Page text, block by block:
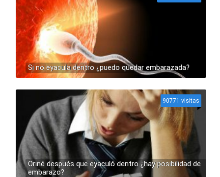
Si no eyacula dentro ¿puedo quedar embarazada?
Oriné después que eyaculó dentro ¿hay posibilidad de
embarazo?
90771 visitas